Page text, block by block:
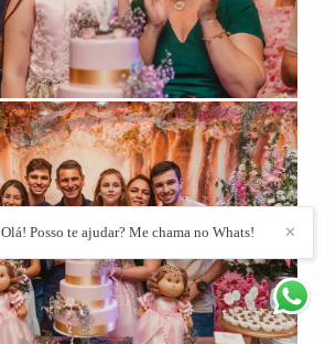
✕
Olá! Posso te ajudar? Me chama no Whats!